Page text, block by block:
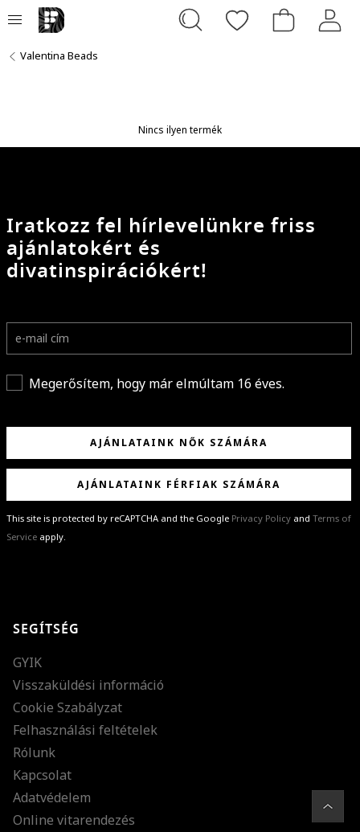
Valentina Beads
Nincs ilyen termék
Iratkozz fel hírlevelünkre friss
ajánlatokért és
divatinspirációkért!
Megerősítem, hogy már elmúltam 16 éves.
AJÁNLATAINK NŐK SZÁMÁRA
AJÁNLATAINK FÉRFIAK SZÁMÁRA
This site is protected by reCAPTCHA and the Google Privacy Policy and Terms of
Service apply.
különleges ajánlatainkat és stílustippjeinket!
SEGÍTSÉG
GYIK
Visszaküldési információ
Cookie Szabályzat
Felhasználási feltételek
Rólunk
Kapcsolat
Adatvédelem
Online vitarendezés